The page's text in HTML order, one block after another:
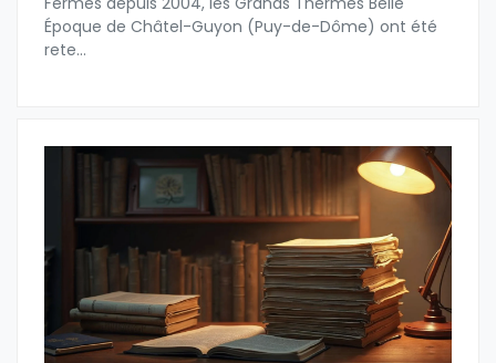
Époque de Châtel-Guyon (Puy-de-Dôme) ont été
rete...